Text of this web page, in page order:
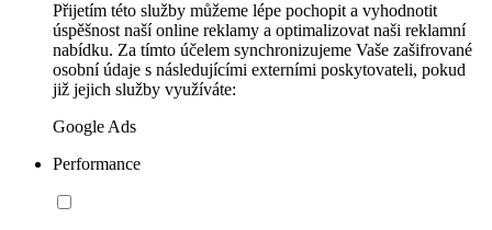
Přijetím této služby můžeme lépe pochopit a vyhodnotit
úspěšnost naší online reklamy a optimalizovat naši reklamní
nabídku. Za tímto účelem synchronizujeme Vaše zašifrované
osobní údaje s následujícími externími poskytovateli, pokud
již jejich služby využíváte:
Google Ads
Performance